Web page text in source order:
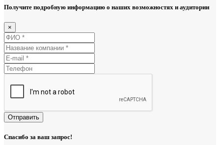
Получите подробную информацию о наших возможностях и аудитории
×
Отправить
Спасибо за ваш запрос!